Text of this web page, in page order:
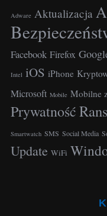
Adware Aktualizacja
Facebook Firefox
Intel iOS iPhone
Microsoft Mobile Mobilne
Prywatność
Smartwatch SMS Social Media
Update WiFi